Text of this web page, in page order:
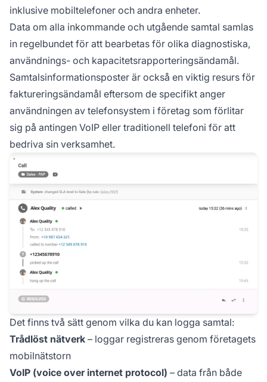
inklusive mobiltelefoner och andra enheter.
Data om alla inkommande och utgående samtal samlas
in regelbundet för att bearbetas för olika diagnostiska,
användnings- och kapacitetsrapporteringsändamål.
Samtalsinformationsposter är också en viktig resurs för
faktureringsändamål eftersom de specifikt anger
användningen av telefonsystem i företag som förlitar
sig på antingen VoIP eller traditionell telefoni för att
bedriva sin verksamhet.
Det finns två sätt genom vilka du kan logga samtal:
Trådlöst nätverk – loggar registreras genom företagets
mobilnätstorn
VoIP (voice over internet protocol) – data från både